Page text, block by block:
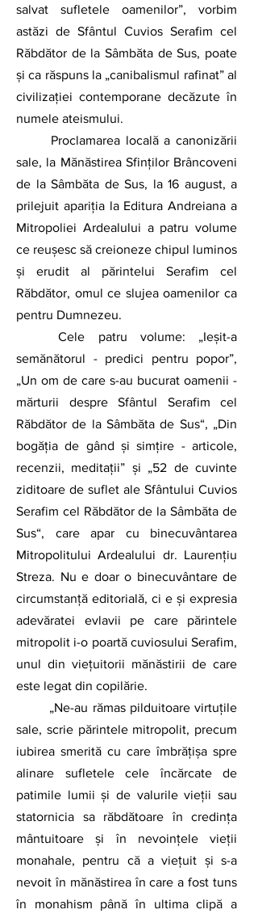
salvat sufletele oamenilor”, vorbim
astăzi de Sfântul Cuvios Serafim cel
Răbdător de la Sâmbăta de Sus, poate
și ca răspuns la „canibalismul rafinat” al
civilizației contemporane decăzute în
numele ateismului.
sale, la Mănăstirea Sfinților Brâncoveni
de la Sâmbăta de Sus, la 16 august, a
prilejuit apariția la Editura Andreiana a
Mitropoliei Ardealului a patru volume
ce reușesc să creioneze chipul luminos
și erudit al părintelui Serafim cel
Răbdător, omul ce slujea oamenilor ca
pentru Dumnezeu.
	Cele patru volume: „Ieșit-a
semănătorul - predici pentru popor”,
„Un om de care s-au bucurat oamenii -
mărturii despre Sfântul Serafim cel
Răbdător de la Sâmbăta de Sus“, „Din
bogăția de gând și simțire - articole,
recenzii, meditații” și „52 de cuvinte
ziditoare de suflet ale Sfântului Cuvios
Serafim cel Răbdător de la Sâmbăta de
Sus“, care apar cu binecuvântarea
Mitropolitului Ardealului dr. Laurențiu
Streza. Nu e doar o binecuvântare de
circumstanță editorială, ci e și expresia
adevăratei evlavii pe care părintele
mitropolit i-o poartă cuviosului Serafim,
unul din viețuitorii mănăstirii de care
este legat din copilărie.
sale, scrie părintele mitropolit, precum
iubirea smerită cu care îmbrățișa spre
alinare sufletele cele încărcate de
patimile lumii și de valurile vieții sau
statornicia sa răbdătoare în credința
mântuitoare și în nevoințele vieții
monahale, pentru că a viețuit și s-a
nevoit în mănăstirea în care a fost tuns
în monahism până în ultima clipă a